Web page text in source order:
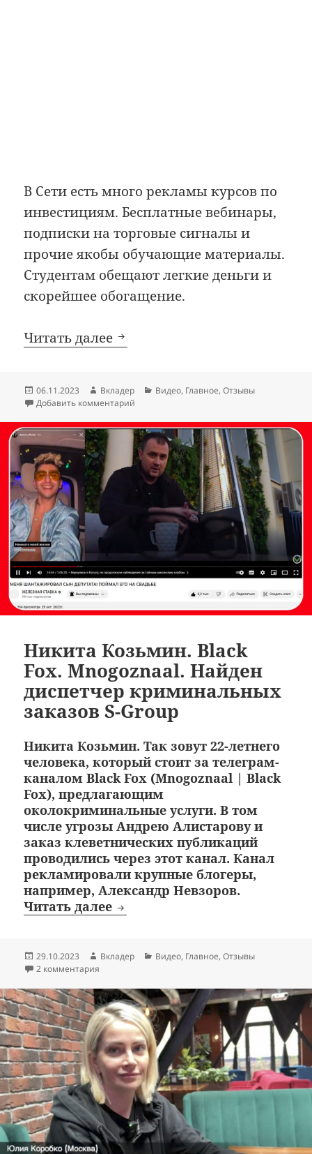
В Сети есть много рекламы курсов по
инвестициям. Бесплатные вебинары,
подписки на торговые сигналы и
прочие якобы обучающие материалы.
Студентам обещают легкие деньги и
скорейшее обогащение.
Читать далее Программа «Деньги 24»
Опубликовано
06.11.2023 Автор
Вкладер Рубрики
Видео, Главное,Отзывы
Добавить комментарий
Никита Козьмин. Black
Fox. Mnogoznaal. Найден
диспетчер криминальных
заказов S-Group
Никита Козьмин. Так зовут 22-летнего
человека, который стоит за телеграм-
каналом Black Fox (Mnogoznaal | Black
Fox), предлагающим
околокриминальные услуги. В том
числе угрозы Андрею Алистарову и
заказ клеветнических публикаций
проводились через этот канал. Канал
рекламировали крупные блогеры,
например, Александр Невзоров.
Читать далее Никита Козьмин. Black Fox.
Опубликовано
29.10.2023 Автор
Вкладер Рубрики
Видео, Главное,Отзывы
2 комментария